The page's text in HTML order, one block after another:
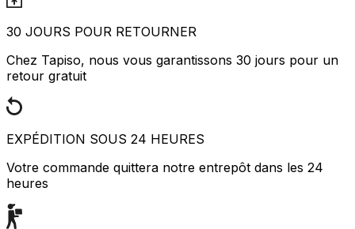
30 JOURS POUR RETOURNER
Chez Tapiso, nous vous garantissons 30 jours pour un
retour gratuit
EXPÉDITION SOUS 24 HEURES
Votre commande quittera notre entrepôt dans les 24
heures